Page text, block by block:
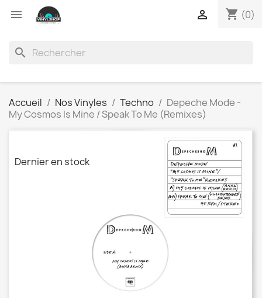
 shopping_cart (0)

search
Accueil Nos Vinyles Techno
Depeche Mode -
My Cosmos Is Mine / Speak To Me (Remixes)
Dernier en stock